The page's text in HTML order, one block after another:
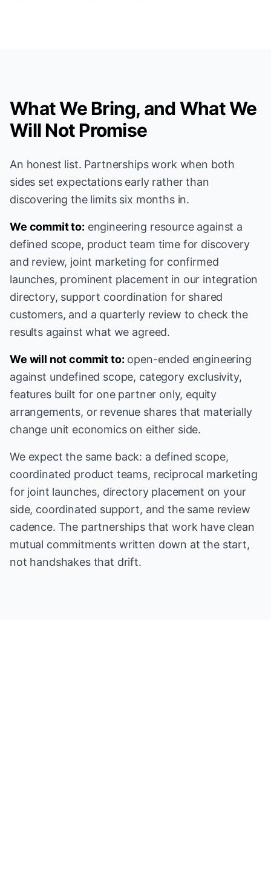
What We Bring, and What We
Will Not Promise
An honest list. Partnerships work when both
sides set expectations early rather than
discovering the limits six months in.
We commit to: engineering resource against a
defined scope, product team time for discovery
and review, joint marketing for confirmed
launches, prominent placement in our integration
directory, support coordination for shared
customers, and a quarterly review to check the
results against what we agreed.
We will not commit to: open-ended engineering
against undefined scope, category exclusivity,
features built for one partner only, equity
arrangements, or revenue shares that materially
change unit economics on either side.
We expect the same back: a defined scope,
coordinated product teams, reciprocal marketing
for joint launches, directory placement on your
side, coordinated support, and the same review
cadence. The partnerships that work have clean
mutual commitments written down at the start,
not handshakes that drift.